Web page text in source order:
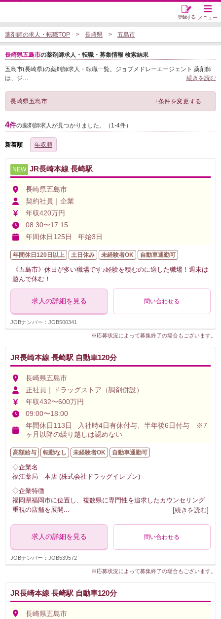
メニュー
登録する
薬剤師の求人・転職TOP 長崎県 五島市
長崎県五島市の薬剤師求人・転職・募集情報 検索結果
五島市(長崎県)の薬剤師求人・転職一覧。ジョブメドレーエージェント 薬剤師
は、ジ… 続きを読む
長崎県五島市 +条件を変更する
4件の薬剤師求人が見つかりました。（1-4件）
新着順 年収順
NEW JR長崎本線 長崎駅
長崎県五島市
契約社員｜企業
年収420万円
08:30〜17:15
年間休日125日 年始3日
年間休日120日以上 土日休み 未経験者OK 自動車通勤可
《五島市》休日が多い職場です♪経験を積むのに適した職場！週末は
遊んで休む！
求人の詳細を見る 問い合わせる
JOBナンバー：JOB500341
※応募状況によって募集終了の場合もございます。
JR長崎本線 長崎駅 自動車120分
長崎県五島市
正社員｜ドラッグストア（調剤併設）
年収432〜600万円
09:00〜18:00
年間休日113日 入社時4日有休付与、半年後6日付与 ※7
ヶ月以降の繰り越しは認めない
高額給与 転勤なし 未経験者OK 自動車通勤可
◇企業名
福江薬局 本店 (株式会社ドラッグイレブン)
◇企業特徴
福岡県福岡市に位置し、複数県に専門性を追求したカウンセリング
重視の店舗を展開 ... [続きを読む]
求人の詳細を見る 問い合わせる
JOBナンバー：JOB539572
※応募状況によって募集終了の場合もございます。
JR長崎本線 長崎駅 自動車120分
長崎県五島市